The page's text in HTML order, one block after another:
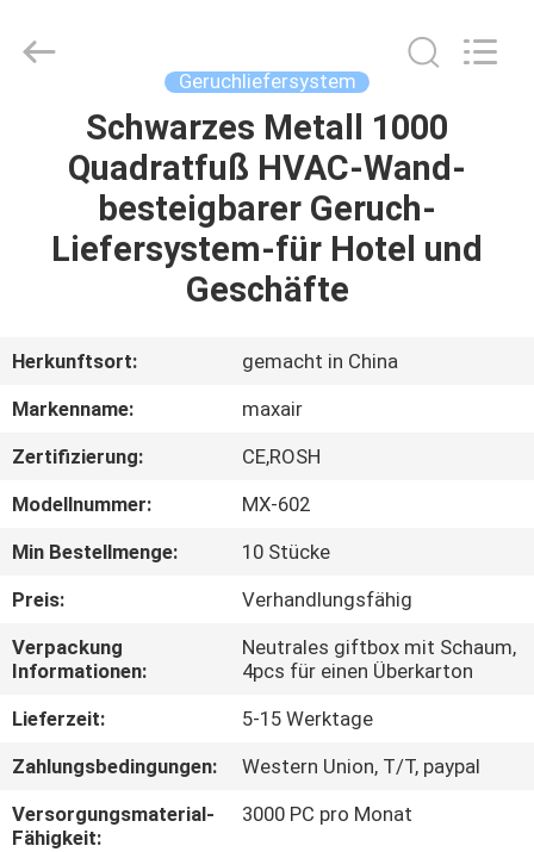
HAUS
PRODUKTE
FABRIK-
QUALITÄTSKONTROLLE
TRETEN
SIE
MIT
UNS
IN
VERBINDUNG
Geruchliefersystem
Schwarzes Metall 1000
Quadratfuß HVAC-Wand-
besteigbarer Geruch-
Liefersystem-für Hotel und
Geschäfte
Herkunftsort:
gemacht in China
Markenname:
maxair
Zertifizierung:
CE,ROSH
Modellnummer:
MX-602
Min Bestellmenge:
10 Stücke
Preis:
Verhandlungsfähig
Verpackung
Informationen:
Neutrales giftbox mit Schaum,
4pcs für einen Überkarton
Lieferzeit:
5-15 Werktage
Zahlungsbedingungen:
Western Union, T/T, paypal
Versorgungsmaterial-
Fähigkeit:
3000 PC pro Monat